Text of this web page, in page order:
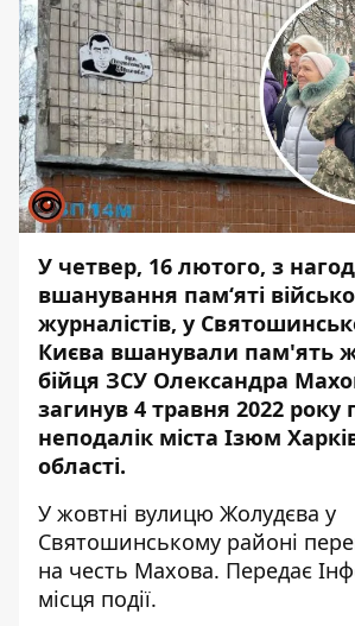
У четвер, 16 лютого, з
вшанування пам‘яті
журналістів, у
Києва вшанували пам'ять
бійця ЗСУ Олександра
загинув 4 травня 2022 року
неподалік міста Ізюм
області.
У жовтні вулицю Жолудєва у
Святошинському районі
на честь Махова. Передає
місця події.